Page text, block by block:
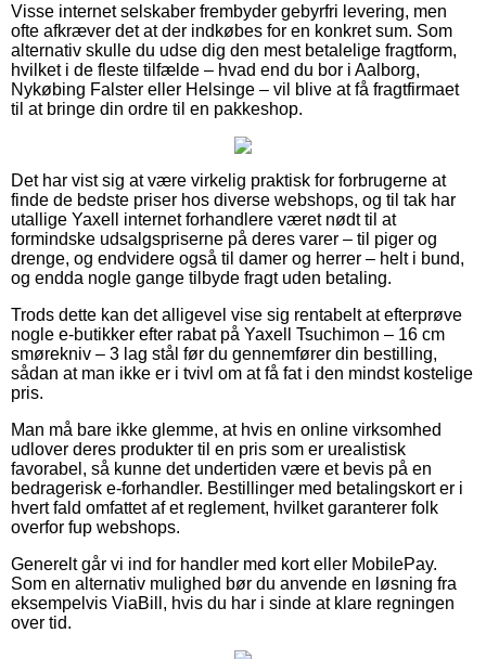
Visse internet selskaber frembyder gebyrfri levering, men
ofte afkræver det at der indkøbes for en konkret sum. Som
alternativ skulle du udse dig den mest betalelige fragtform,
hvilket i de fleste tilfælde – hvad end du bor i Aalborg,
Nykøbing Falster eller Helsinge – vil blive at få fragtfirmaet
til at bringe din ordre til en pakkeshop.
Det har vist sig at være virkelig praktisk for forbrugerne at
finde de bedste priser hos diverse webshops, og til tak har
utallige Yaxell internet forhandlere været nødt til at
formindske udsalgspriserne på deres varer – til piger og
drenge, og endvidere også til damer og herrer – helt i bund,
og endda nogle gange tilbyde fragt uden betaling.
Trods dette kan det alligevel vise sig rentabelt at efterprøve
nogle e-butikker efter rabat på Yaxell Tsuchimon – 16 cm
smørekniv – 3 lag stål før du gennemfører din bestilling,
sådan at man ikke er i tvivl om at få fat i den mindst kostelige
pris.
Man må bare ikke glemme, at hvis en online virksomhed
udlover deres produkter til en pris som er urealistisk
favorabel, så kunne det undertiden være et bevis på en
bedragerisk e-forhandler. Bestillinger med betalingskort er i
hvert fald omfattet af et reglement, hvilket garanterer folk
overfor fup webshops.
Generelt går vi ind for handler med kort eller MobilePay.
Som en alternativ mulighed bør du anvende en løsning fra
eksempelvis ViaBill, hvis du har i sinde at klare regningen
over tid.